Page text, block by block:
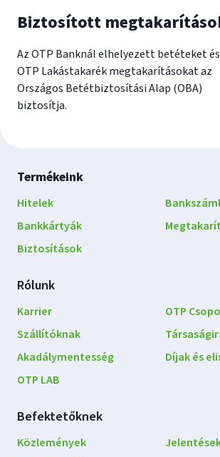
Biztosított
Az OTP Banknál elhelyezett betéteket
OTP Lakástakarék megtakarításokat az
Országos Betétbiztosítási Alap (OBA)
biztosítja.
Lábléc
navigáció
Termékeink
Hitelek
Bankkártyák
Biztosítások
Rólunk
Karrier
Szállítóknak
Akadálymentesség
OTP LAB
OTP
Díjak és
Befektetőknek
Közlemények